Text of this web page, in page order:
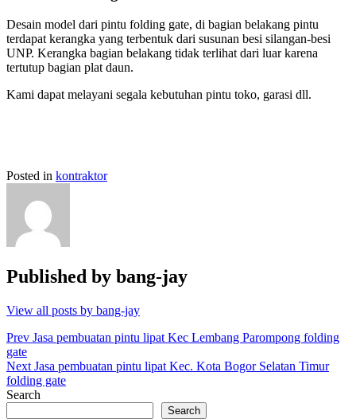
Desain model dari pintu folding gate, di bagian belakang pintu
terdapat kerangka yang terbentuk dari susunan besi silangan-besi
UNP. Kerangka bagian belakang tidak terlihat dari luar karena
tertutup bagian plat daun.
Kami dapat melayani segala kebutuhan pintu toko, garasi dll.
Posted in kontraktor
Published by bang-jay
View all posts by bang-jay
Post
navigation
Prev Jasa pembuatan pintu lipat Kec Lembang Parompong folding
gate
Next Jasa pembuatan pintu lipat Kec. Kota Bogor Selatan Timur
folding gate
Search
Search